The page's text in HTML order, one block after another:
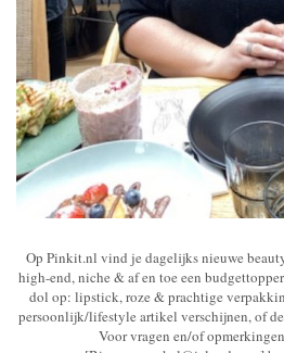
Op Pinkit.nl vind je dagelijks nieuwe
high-end, niche & af en toe een
dol op: lipstick, roze & prachtige
persoonlijk/lifestyle artikel verschijnen, of
Voor vragen en/of